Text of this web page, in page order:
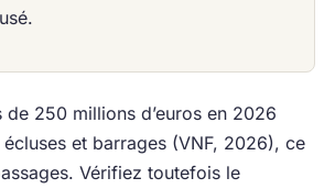
de 250 millions d’euros en 2026
et barrages (VNF, 2026), ce
Vérifiez toutefois le